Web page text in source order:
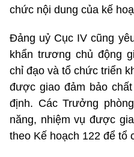
chức nội dung của kế
Đảng uỷ Cục IV cũng
khẩn trương chủ động
chỉ đạo và tổ chức triển
được giao đảm bảo
định. Các Trưởng
năng, nhiệm vụ được
theo Kế hoạch 122 để tổ